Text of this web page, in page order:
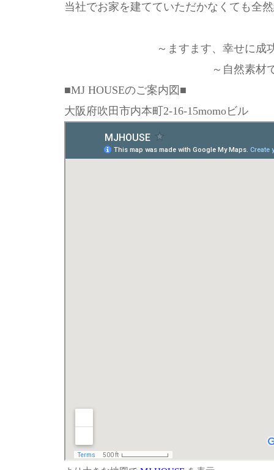
当社でお家を建てていただかなくても全
～ますます、幸せに成
～自然素材
■MJ HOUSEのご案内図■
大阪府吹田市内本町2-16-15momoビル